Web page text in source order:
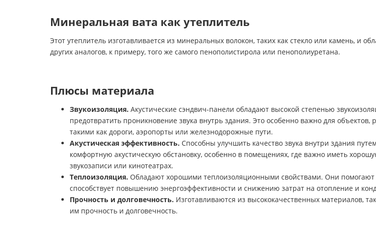
Минеральная вата как утеплитель
Этот утеплитель изготавливается из минеральных волокон, таких как стекло или камень, и
других аналогов, к примеру, того же самого пенополистирола или пенополиуретана.
Плюсы материала
Звукоизоляция. Акустические сэндвич-панели обладают высокой степенью
предотвратить проникновение звука внутрь здания. Это особенно важно для
такими как дороги, аэропорты или железнодорожные пути.
Акустическая эффективность. Способны улучшить качество звука внутри здания
комфортную акустическую обстановку, особенно в помещениях, где важно иметь
звукозаписи или кинотеатрах.
Теплоизоляция. Обладают хорошими теплоизоляционными свойствами. Они помогают
способствует повышению энергоэффективности и снижению затрат на отопление и
Прочность и долговечность. Изготавливаются из высококачественных материалов,
им прочность и долговечность.